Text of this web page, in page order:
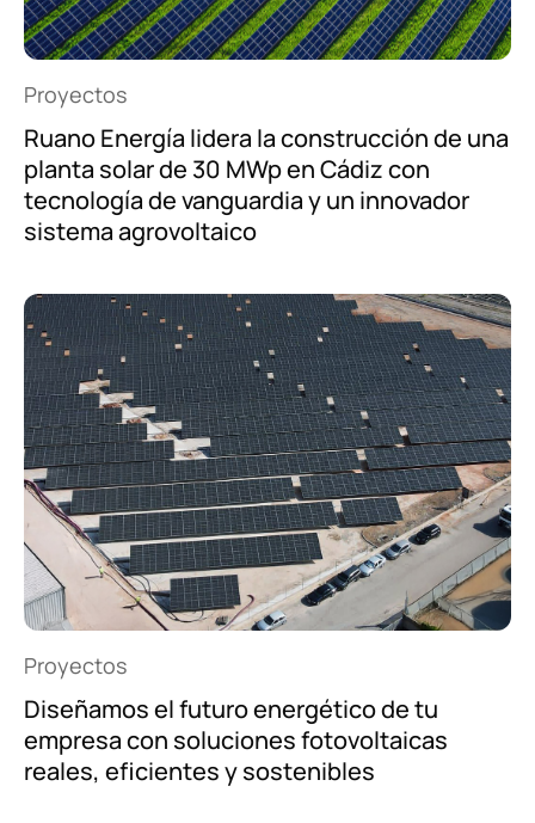
Proyectos
Ruano Energía lidera la construcción de una
planta solar de 30 MWp en Cádiz con
tecnología de vanguardia y un innovador
sistema agrovoltaico
Proyectos
Diseñamos el futuro energético de tu
empresa con soluciones fotovoltaicas
reales, eficientes y sostenibles